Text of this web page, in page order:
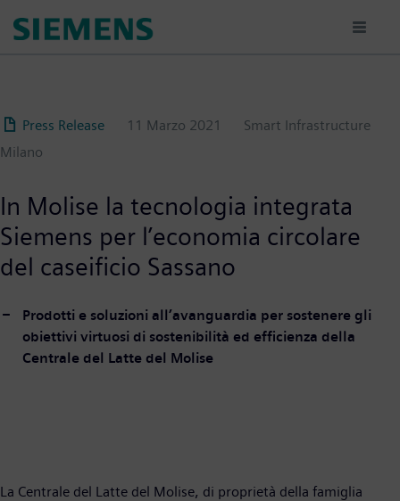
Press Release 11 Marzo 2021
Smart Infrastructure
Milano
In Molise la tecnologia integrata
Siemens per l’economia circolare
del caseificio Sassano
Prodotti e soluzioni all’avanguardia per sostenere gli
obiettivi virtuosi di sostenibilità ed efficienza della
Centrale del Latte del Molise
La Centrale del Latte del Molise, di proprietà della famiglia